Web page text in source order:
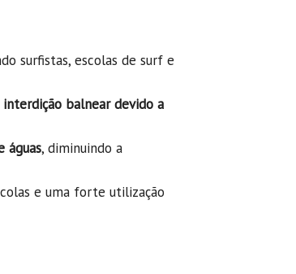
surfistas, escolas de surf e
balnear devido a
águas, diminuindo a
e uma forte utilização